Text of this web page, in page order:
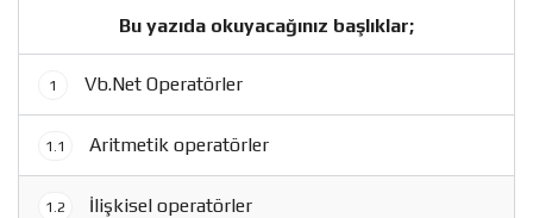
Bu yazıda okuyacağınız başlıklar;
1 Vb.Net Operatörler
1.1 Aritmetik operatörler
1.2 İlişkisel operatörler